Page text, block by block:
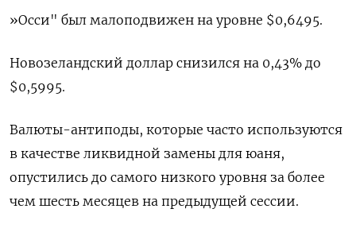
»Осси" был малоподвижен на уровне $0,6495​.
Новозеландский доллар снизился на 0,43% до
$0,5995​.
Валюты-антиподы, которые часто используются
в качестве ликвидной замены для юаня,
опустились до самого низкого уровня за более
чем шесть месяцев на предыдущей сессии.